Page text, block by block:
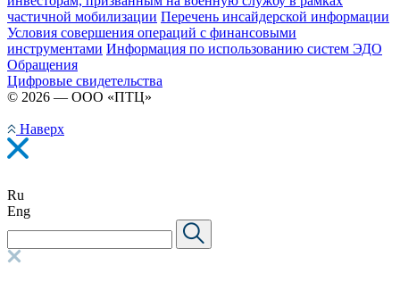
частичной мобилизации Перечень инсайдерской информации
Условия совершения операций с финансовыми
инструментами Информация по использованию систем ЭДО
Обращения
Цифровые свидетельства
© 2026 — ООО «ПТЦ»
Наверх
Ru
Eng